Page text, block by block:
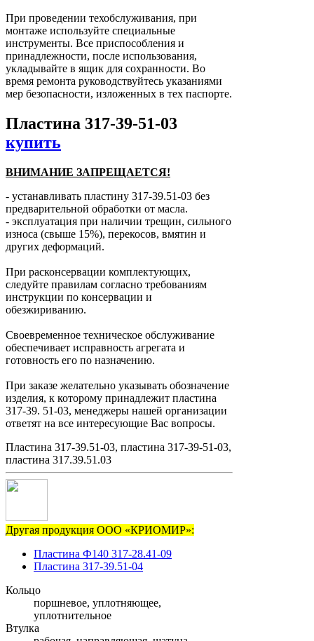
При проведении техобслуживания, при
монтаже используйте специальные
инструменты. Все приспособления и
принадлежности, после использования,
укладывайте в ящик для сохранности. Во
время ремонта руководствуйтесь указаниями
мер безопасности, изложенных в тех паспорте.
Пластина 317-39-51-03
купить
ВНИМАНИЕ ЗАПРЕЩАЕТСЯ!
- устанавливать пластину 317-39.51-03 без
предварительной обработки от масла.
- эксплуатация при наличии трещин, сильного
износа (свыше 15%), перекосов, вмятин и
других деформаций.
При расконсервации комплектующих,
следуйте правилам согласно требованиям
инструкции по консервации и
обезжириванию.
Своевременное техническое обслуживание
обеспечивает исправность агрегата и
готовность его по назначению.
При заказе желательно указывать обозначение
изделия, к которому принадлежит пластина
317-39. 51-03, менеджеры нашей организации
ответят на все интересующие Вас вопросы.
Пластина 317-39.51-03, пластина 317-39-51-03,
пластина 317.39.51.03
Другая продукция ООО «КРИОМИР»:
Пластина Ф140 317-28.41-09
Пластина 317-39.51-04
Кольцо
поршневое, уплотняющее,
уплотнительное
Втулка